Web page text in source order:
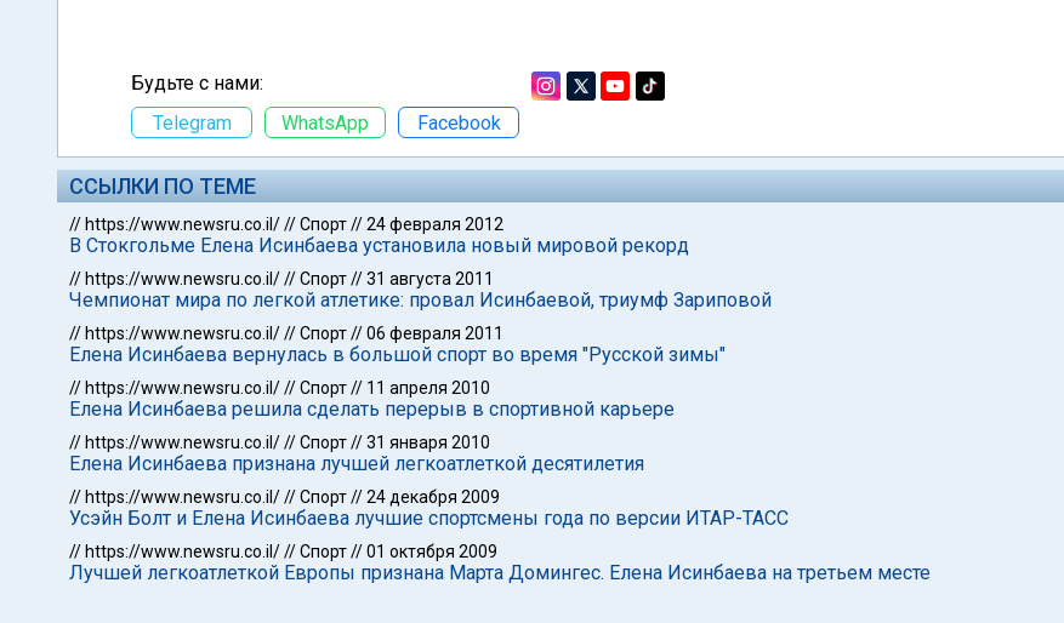
Будьте с нами:
Telegram
WhatsApp Facebook
ССЫЛКИ ПО ТЕМЕ
// https://www.newsru.co.il///Спорт//24 февраля 2012
В Стокгольме Елена Исинбаева установила новый мировой рекорд
// https://www.newsru.co.il///Спорт//31 августа 2011
Чемпионат мира по легкой атлетике: провал Исинбаевой, триумф Зариповой
// https://www.newsru.co.il///Спорт//06 февраля 2011
Елена Исинбаева вернулась в большой спорт во время "Русской зимы"
// https://www.newsru.co.il///Спорт// 11 апреля 2010
Елена Исинбаева решила сделать перерыв в спортивной карьере
// https://www.newsru.co.il///Спорт//31 января 2010
Елена Исинбаева признана лучшей легкоатлеткой десятилетия
// https://www.newsru.co.il///Спорт//24 декабря 2009
Усэйн Болт и Елена Исинбаева лучшие спортсмены года по версии ИТАР-ТАСС
// https://www.newsru.co.il///Спорт//01 октября 2009
Лучшей легкоатлеткой Европы признана Марта Домингес. Елена Исинбаева на третьем месте